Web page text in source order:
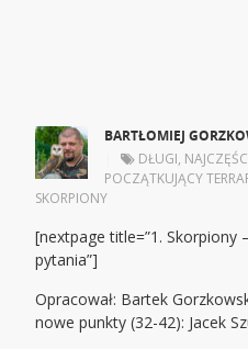
BARTŁOMIEJ
DŁUGI,
POCZĄTKUJĄCY
SKORPIONY
[nextpage title=”1. Skorpiony
pytania”]
Opracował: Bartek
nowe punkty (32-42): Jacek